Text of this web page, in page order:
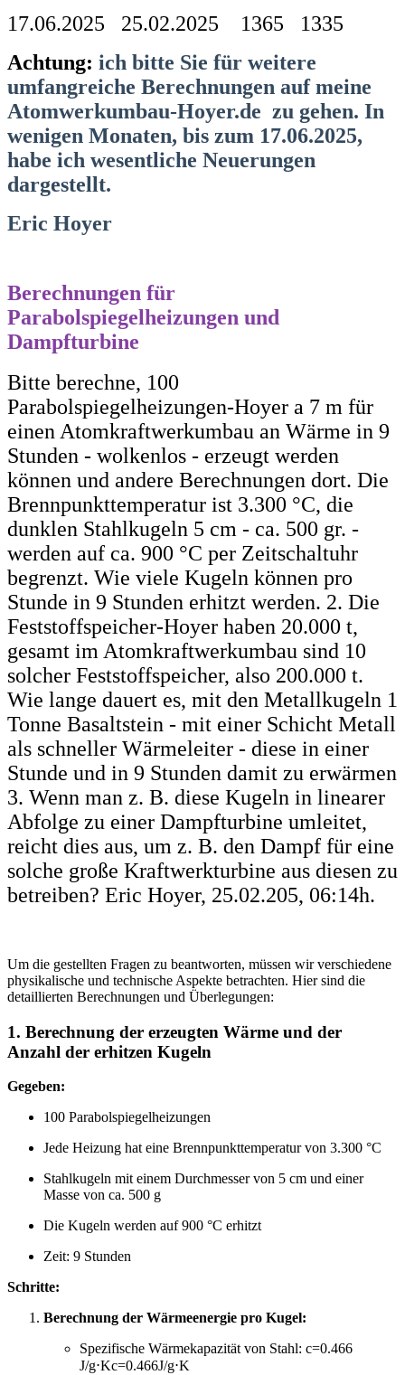
17.06.2025 25.02.2025 1365 1335
Achtung: ich bitte Sie für weitere
umfangreiche Berechnungen auf meine
Atomwerkumbau-Hoyer.de zu gehen. In
wenigen Monaten, bis zum 17.06.2025,
habe ich wesentliche Neuerungen
dargestellt.
Eric Hoyer
Berechnungen für
Parabolspiegelheizungen und
Dampfturbine
Bitte berechne, 100
Parabolspiegelheizungen-Hoyer a 7 m für
einen Atomkraftwerkumbau an Wärme in 9
Stunden - wolkenlos - erzeugt werden
können und andere Berechnungen dort. Die
Brennpunkttemperatur ist 3.300 °C, die
dunklen Stahlkugeln 5 cm - ca. 500 gr. -
werden auf ca. 900 °C per Zeitschaltuhr
begrenzt. Wie viele Kugeln können pro
Stunde in 9 Stunden erhitzt werden. 2. Die
Feststoffspeicher-Hoyer haben 20.000 t,
gesamt im Atomkraftwerkumbau sind 10
solcher Feststoffspeicher, also 200.000 t.
Wie lange dauert es, mit den Metallkugeln 1
Tonne Basaltstein - mit einer Schicht Metall
als schneller Wärmeleiter - diese in einer
Stunde und in 9 Stunden damit zu erwärmen
3. Wenn man z. B. diese Kugeln in linearer
Abfolge zu einer Dampfturbine umleitet,
reicht dies aus, um z. B. den Dampf für eine
solche große Kraftwerkturbine aus diesen zu
betreiben? Eric Hoyer, 25.02.205, 06:14h.
Um die gestellten Fragen zu beantworten, müssen wir verschiedene
physikalische und technische Aspekte betrachten. Hier sind die
detaillierten Berechnungen und Überlegungen:
1. Berechnung der erzeugten Wärme und der
Anzahl der erhitzen Kugeln
Gegeben:
100 Parabolspiegelheizungen
Jede Heizung hat eine Brennpunkttemperatur von 3.300 °C
Stahlkugeln mit einem Durchmesser von 5 cm und einer
Masse von ca. 500 g
Die Kugeln werden auf 900 °C erhitzt
Zeit: 9 Stunden
Schritte:
Berechnung der Wärmeenergie pro Kugel:
Spezifische Wärmekapazität von Stahl: c=0.466
J/g⋅Kc=0.466J/g⋅K